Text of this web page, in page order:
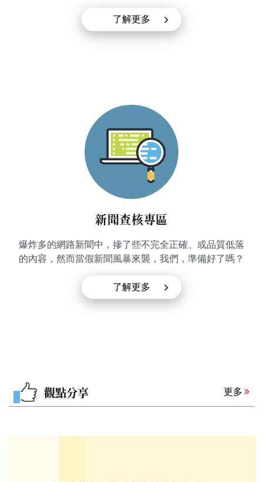
了解更多
新聞查核專區
爆炸多的網路新聞中，摻了些不完全正確、或品質低落
的內容，然而當假新聞風暴來襲，我們，準備好了嗎？
了解更多
觀點分享 更多